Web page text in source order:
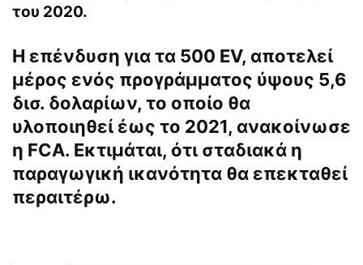
του 2020.
Η επένδυση για τα 500 EV, αποτελεί
μέρος ενός προγράμματος ύψους 5,6
δισ. δολαρίων, το οποίο θα
υλοποιηθεί έως το 2021, ανακοίνωσε
η FCA. Εκτιμάται, ότι σταδιακά η
παραγωγική ικανότητα θα επεκταθεί
περαιτέρω.